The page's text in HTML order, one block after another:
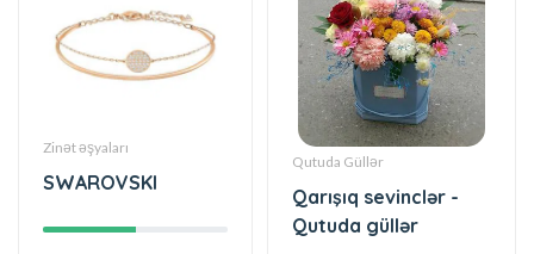
Zinət əşyaları
SWAROVSKI
Qutuda Güllər
Qarışıq sevinclər -
Qutuda güllər
49 AZN